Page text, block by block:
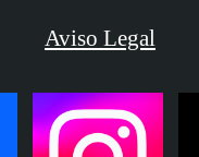
Aviso Legal